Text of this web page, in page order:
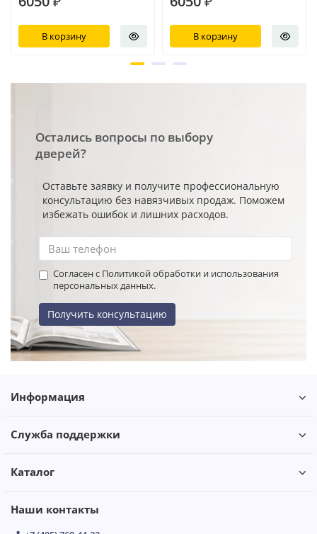
В корзину В корзину
Остались вопросы по выбору
дверей?
Оставьте заявку и получите профессиональную
консультацию без навязчивых продаж. Поможем
избежать ошибок и лишних расходов.
Согласен с Политикой обработки и использования
персональных данных.
Получить консультацию
Информация
Служба поддержки
Каталог
Наши контакты